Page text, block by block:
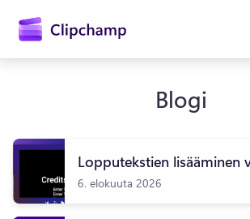
Blogi
Lopputekstien lisääminen
6. elokuuta 2026